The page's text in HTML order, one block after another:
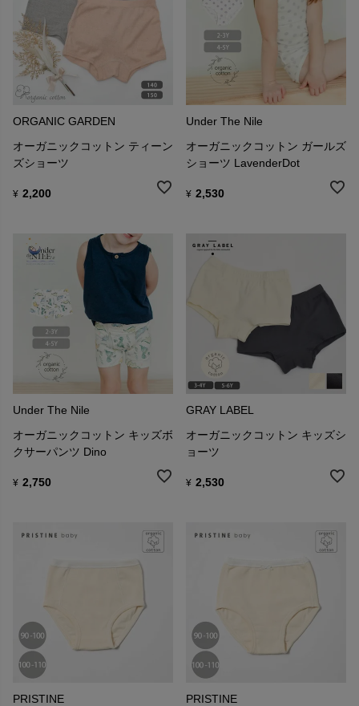
ORGANIC GARDEN
オーガニックコットン ティーン
ズショーツ
¥ 2,200
Under The Nile
オーガニックコットン ガールズ
ショーツ LavenderDot
¥ 2,530
Under The Nile
オーガニックコットン キッズボ
クサーパンツ Dino
¥ 2,750
GRAY LABEL
オーガニックコットン キッズシ
ョーツ
¥ 2,530
PRISTINE
PRISTINE